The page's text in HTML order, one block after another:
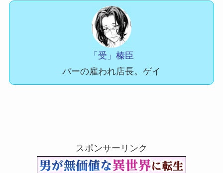
「受」榛臣
バーの雇われ店長。ゲイ
スポンサーリンク